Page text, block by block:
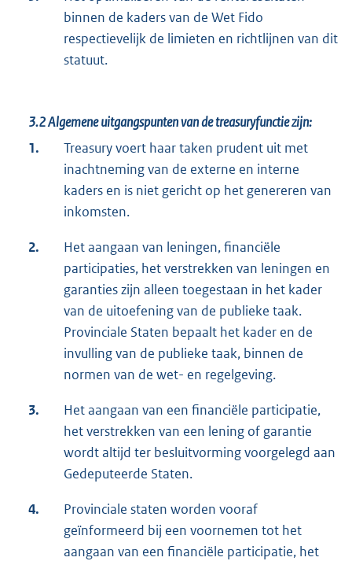
binnen de kaders van de Wet Fido
respectievelijk de limieten en richtlijnen van dit
statuut.
3.2Algemene uitgangspunten van de treasuryfunctie zijn:
1.
Treasury voert haar taken prudent uit met
inachtneming van de externe en interne
kaders en is niet gericht op het genereren van
inkomsten.
2.
Het aangaan van leningen, financiële
participaties, het verstrekken van leningen en
garanties zijn alleen toegestaan in het kader
van de uitoefening van de publieke taak.
Provinciale Staten bepaalt het kader en de
invulling van de publieke taak, binnen de
normen van de wet- en regelgeving.
3.
Het aangaan van een financiële participatie,
het verstrekken van een lening of garantie
wordt altijd ter besluitvorming voorgelegd aan
Gedeputeerde Staten.
4.
Provinciale staten worden vooraf
geïnformeerd bij een voornemen tot het
aangaan van een financiële participatie, het